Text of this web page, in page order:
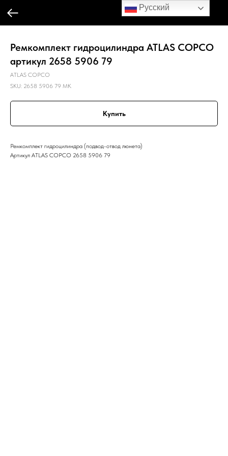
Русский
Ремкомплект гидроцилиндра ATLAS COPCO
артикул 2658 5906 79
ATLAS COPCO
SKU: 2658 5906 79 MK
Купить
Ремкомплект гидроцилиндра (подвод-отвод люнета)
Артикул ATLAS COPCO 2658 5906 79